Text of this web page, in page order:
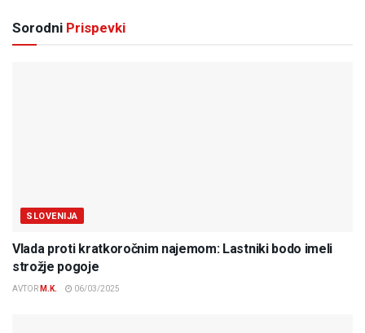
Sorodni Prispevki
SLOVENIJA
Vlada proti kratkoročnim najemom: Lastniki bodo imeli
strožje pogoje
AVTOR M.K. 06/03/2025